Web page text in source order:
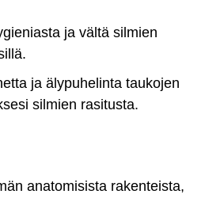
ja vältä silmien
ja älypuhelinta taukojen
silmien rasitusta.
anatomisista rakenteista,